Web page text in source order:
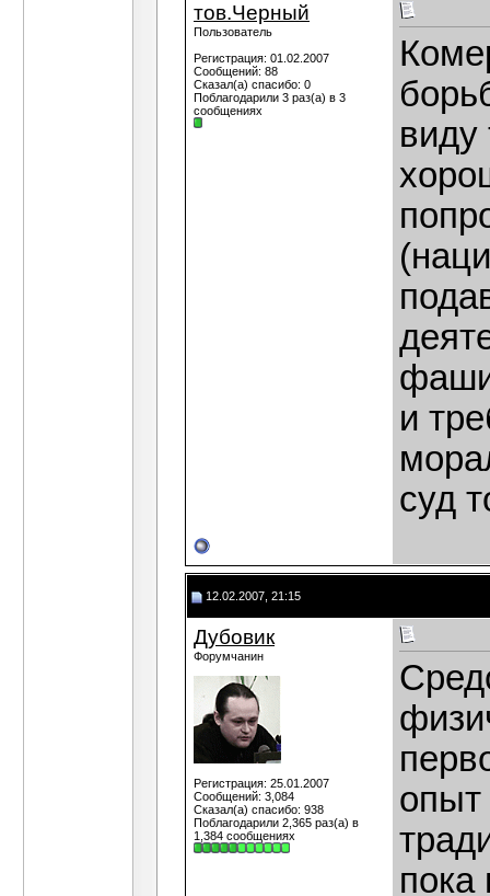
тов.Черный
Пользователь
Регистрация: 01.02.2007
Сообщений: 88
Сказал(а) спасибо: 0
Поблагодарили 3 раз(а) в 3
сообщениях
виду
и
суд
12.02.2007, 21:15
Дубовик
Форумчанин
Регистрация: 25.01.2007
Сообщений: 3,084
Сказал(а) спасибо: 938
Поблагодарили 2,365 раз(а) в
1,384 сообщениях
опыт
пока